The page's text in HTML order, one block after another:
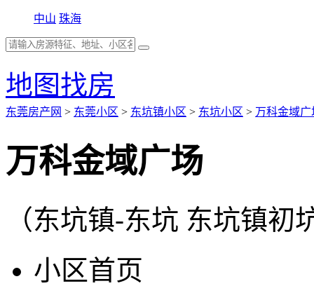
中山 珠海
地图找房
东莞房产网 > 东莞小区 > 东坑镇小区 > 东坑小区 > 万科金域广
万科金域广场
（东坑镇-东坑 东坑镇
小区首页